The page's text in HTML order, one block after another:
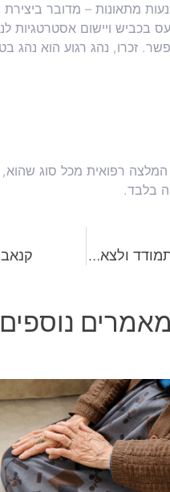
מתאונות – מדובר
בכביש ויישום אסטרטגיות
זכרו, נהג רגוע הוא נהג
רפואית מכל סוג שהוא,
בלבד.
זוגיות במשבר: כלים שיעזרו לכם להתמודד ולצאת מחוזקים
מאמרים נוספים